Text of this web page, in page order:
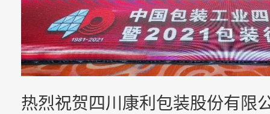
热烈祝贺四川康利包装股份有限